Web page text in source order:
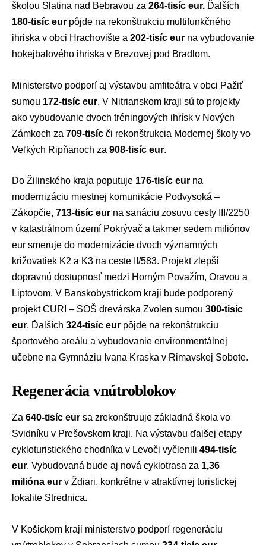
školou Slatina nad Bebravou za 264-tisíc eur. Ďalších
180-tisíc eur pôjde na rekonštrukciu multifunkčného
ihriska v obci Hrachovište a 202-tisíc eur na vybudovanie
hokejbalového ihriska v Brezovej pod Bradlom.
Ministerstvo podporí aj výstavbu amfiteátra v obci Pažiť
sumou 172-tisíc eur. V Nitrianskom kraji sú to projekty
ako vybudovanie dvoch tréningových ihrísk v Nových
Zámkoch za 709-tisíc či rekonštrukcia Modernej školy vo
Veľkých Ripňanoch za 908-tisíc eur.
Do Žilinského kraja poputuje 176-tisíc eur na
modernizáciu miestnej komunikácie Podvysoká –
Zákopčie, 713-tisíc eur na sanáciu zosuvu cesty III/2250
v katastrálnom území Pokrývač a takmer sedem miliónov
eur smeruje do modernizácie dvoch významných
križovatiek K2 a K3 na ceste II/583. Projekt zlepší
dopravnú dostupnosť medzi Horným Považím, Oravou a
Liptovom. V Banskobystrickom kraji bude podporený
projekt CURI – SOŠ drevárska Zvolen sumou 300-tisíc
eur. Ďalších 324-tisíc eur pôjde na rekonštrukciu
športového areálu a vybudovanie environmentálnej
učebne na Gymnáziu Ivana Kraska v Rimavskej Sobote.
Regenerácia vnútroblokov
Za 640-tisíc eur sa zrekonštruuje základná škola vo
Svidníku v Prešovskom kraji. Na výstavbu ďalšej etapy
cykloturistického chodníka v Levoči vyčlenili 494-tisíc
eur. Vybudovaná bude aj nová cyklotrasa za 1,36
milióna eur v Ždiari, konkrétne v atraktívnej turistickej
lokalite Strednica.
V Košickom kraji ministerstvo podporí regeneráciu